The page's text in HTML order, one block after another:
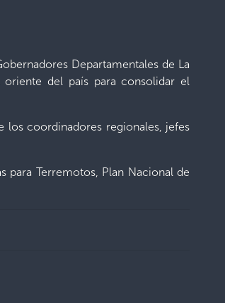
Departamentales de La
del país para consolidar el
los coordinadores regionales, jefes
para Terremotos, Plan Nacional de